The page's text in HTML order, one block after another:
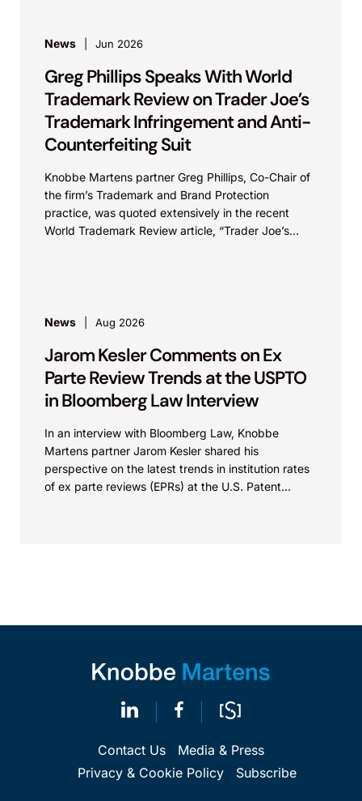
News Jun 2026
Greg Phillips Speaks With World
Trademark Review on Trader Joe’s
Trademark Infringement and Anti-
Counterfeiting Suit
Knobbe Martens partner Greg Phillips, Co-Chair of
the firm’s Trademark and Brand Protection
practice, was quoted extensively in the recent
World Trademark Review article, “Trader Joe’s
News Aug 2026
Jarom Kesler Comments on Ex
Parte Review Trends at the USPTO
in Bloomberg Law Interview
In an interview with Bloomberg Law, Knobbe
Martens partner Jarom Kesler shared his
perspective on the latest trends in institution rates
of ex parte reviews (EPRs) at the U.S. Patent...
Contact Us
Media & Press
Privacy & Cookie Policy
Subscribe